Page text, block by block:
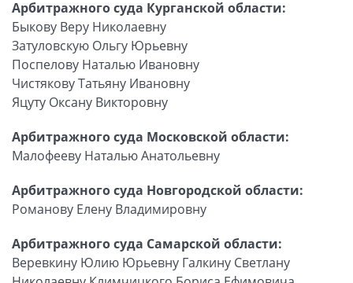
Арбитражного суда Курганской области:
Быкову Веру Николаевну
Затуловскую Ольгу Юрьевну
Поспелову Наталью Ивановну
Чистякову Татьяну Ивановну
Яцуту Оксану Викторовну
Арбитражного суда Московской области:
Малофееву Наталью Анатольевну
Арбитражного суда Новгородской области:
Романову Елену Владимировну
Арбитражного суда Самарской области:
Веревкину Юлию Юрьевну Галкину Светлану